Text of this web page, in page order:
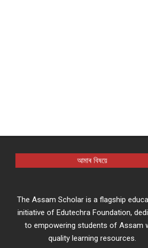
আমাৰ বিষয়ে
The Assam Scholar is a flagship
initiative of Edutechra Foundation,
to empowering students of Assam
quality learning resources.